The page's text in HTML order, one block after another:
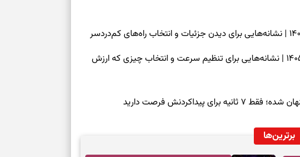
فال شمع امروز چهارشنبه ۱۴ مرداد ۱۴۰۵ | نشانه‌هایی برای تنظیم سرعت و انتخاب چیزی که ارزش
پیداکردنش فرصت دارید
برترین‌ها